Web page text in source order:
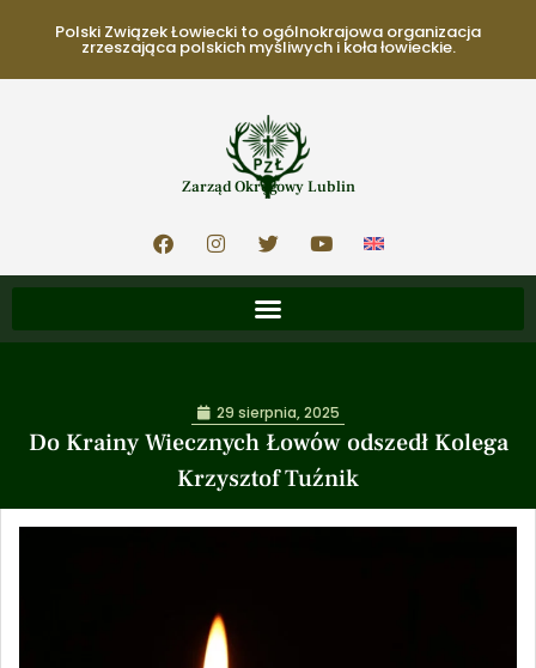
Polski Związek Łowiecki to ogólnokrajowa organizacja
zrzeszająca polskich myśliwych i koła łowieckie.
Zarząd Okręgowy Lublin
Do Krainy Wiecznych Łowów odszedł Kolega
Krzysztof Tuźnik
29 sierpnia, 2025